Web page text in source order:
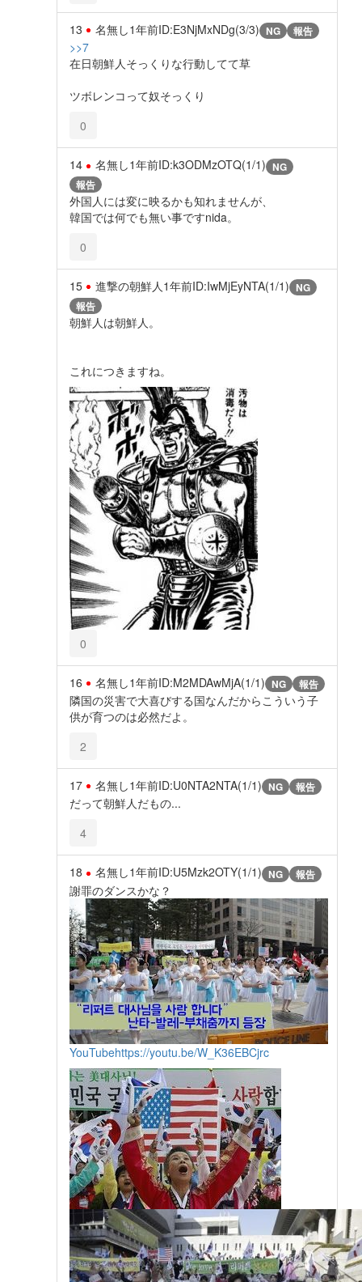
13 名無し1年前ID:E3NjMxNDg(3/3) NG 報告
>>7
在日朝鮮人そっくりな行動してて草
ツボレンコって奴そっくり
0
14 名無し1年前ID:k3ODMzOTQ(1/1) NG
報告
外国人には変に映るかも知れませんが、
韓国では何でも無い事ですnida。
0
15 進撃の朝鮮人 1年前ID:IwMjEyNTA(1/1) NG
報告
朝鮮人は朝鮮人。
これにつきますね。
0
16 名無し1年前ID:M2MDAwMjA(1/1) NG 報告
隣国の災害で大喜びする国なんだからこういう子
供が育つのは必然だよ。
2
17 名無し1年前ID:U0NTA2NTA(1/1) NG 報告
だって朝鮮人だもの...
4
18 名無し1年前ID:U5Mzk2OTY(1/1) NG 報告
謝罪のダンスかな？
YouTubehttps://youtu.be/W_K36EBCjrc